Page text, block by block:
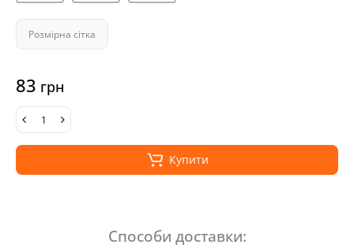
Розмірна сітка
83 грн
Купити
Способи доставки: